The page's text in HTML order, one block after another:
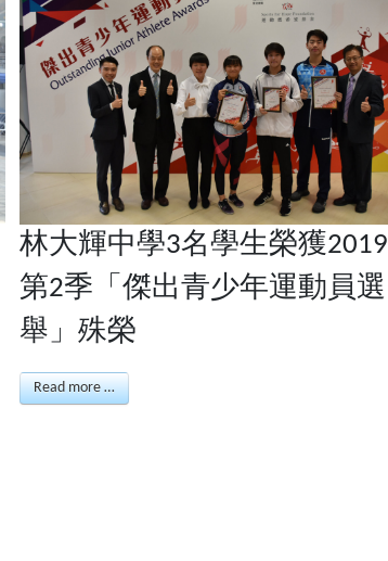
林大輝中學3名學生榮獲
第2季「傑出青少年運動員選
舉」殊榮
Read more …